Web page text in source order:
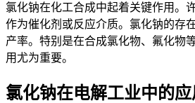
氯化钠在化工合成中起着关键作用。
作为催化剂或反应介质。氯化钠的存
产率。特别是在合成氯化物、氟化物
用尤为重要。
氯化钠在电解工业中的应